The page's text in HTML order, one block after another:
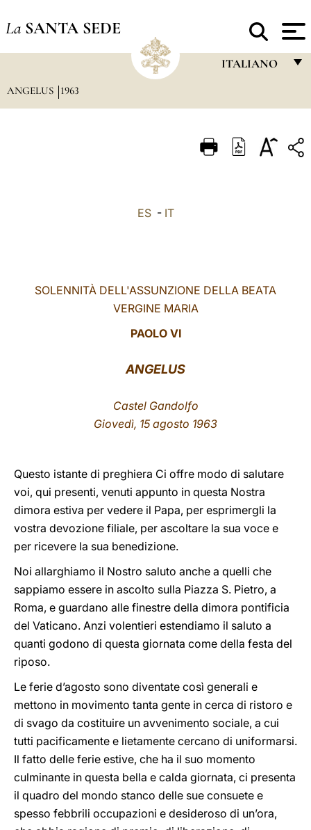
La SANTA SEDE
ITALIANO
ITALIANO
ANGELUS 1963
ES- IT
SOLENNITÀ DELL'ASSUNZIONE DELLA BEATA
VERGINE MARIA
PAOLO VI
ANGELUS
Castel Gandolfo
Giovedì, 15 agosto 1963
Questo istante di preghiera Ci offre modo di salutare
voi, qui presenti, venuti appunto in questa Nostra
dimora estiva per vedere il Papa, per esprimergli la
vostra devozione filiale, per ascoltare la sua voce e
per ricevere la sua benedizione.
Noi allarghiamo il Nostro saluto anche a quelli che
sappiamo essere in ascolto sulla Piazza S. Pietro, a
Roma, e guardano alle finestre della dimora pontificia
del Vaticano. Anzi volentieri estendiamo il saluto a
quanti godono di questa giornata come della festa del
riposo.
Le ferie d’agosto sono diventate così generali e
mettono in movimento tanta gente in cerca di ristoro e
di svago da costituire un avvenimento sociale, a cui
tutti pacificamente e lietamente cercano di uniformarsi.
Il fatto delle ferie estive, che ha il suo momento
culminante in questa bella e calda giornata, ci presenta
il quadro del mondo stanco delle sue consuete e
spesso febbrili occupazioni e desideroso di un’ora,